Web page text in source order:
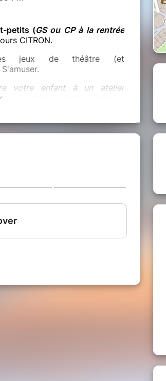
petits (GS ou CP à la rentrée
CITRON.
jeux de théâtre (et
votre enfant à un atelier
le stage lui sert « d’essai »,
CB)
ou chèques vacances
par email
intégralement
vous n'avez pas souscrit à